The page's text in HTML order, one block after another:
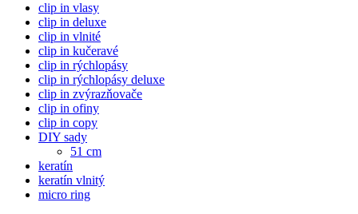
clip in vlasy
clip in deluxe
clip in vlnité
clip in kučeravé
clip in rýchlopásy
clip in rýchlopásy deluxe
clip in zvýrazňovače
clip in ofiny
clip in copy
DIY sady
51 cm
keratín
keratín vlnitý
micro ring